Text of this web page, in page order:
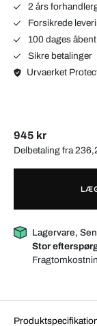
2 års
Forsikrede
100 dages
Sikre betalinger
Urvaerket
945 kr
Delbetaling fra
Lagervare,
Stor